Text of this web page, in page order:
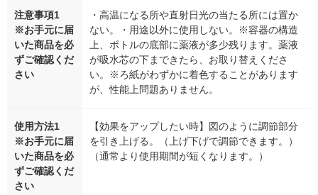
注意事項1
※お手元に届
いた商品を必
ずご確認くだ
さい
・高温になる所や直射日光の当たる所には置か
ない。・用途以外に使用しない。※容器の構造
上、ボトルの底部に薬液が多少残ります。薬液
が吸水芯の下まできたら、お取り替えくださ
い。※ろ紙がわずかに着色することがあります
が、性能上問題ありません。
使用方法1
※お手元に届
いた商品を必
ずご確認くだ
さい
【効果をアップしたい時】図のように調節部分
を引き上げる。（上げ下げで調節できます。）
（通常より使用期間が短くなります。）